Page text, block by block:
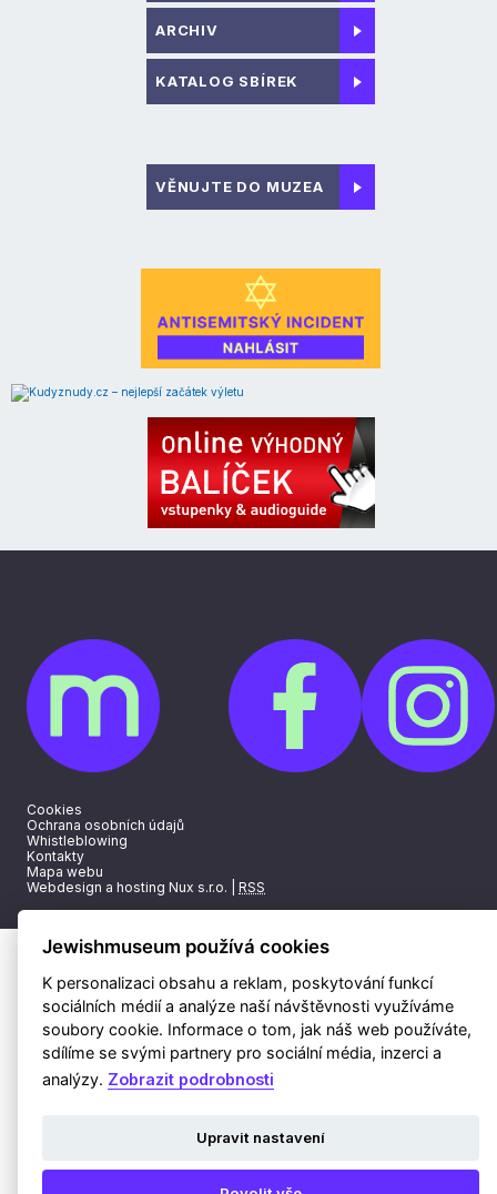
ARCHIV
KATALOG SBÍREK
VĚNUJTE DO MUZEA
Cookies
Ochrana osobních údajů
Whistleblowing
Kontakty
Mapa webu
Webdesign a hosting Nux s.r.o.
RSS
Jewishmuseum používá cookies
K personalizaci obsahu a reklam, poskytování funkcí
sociálních médií a analýze naší návštěvnosti využíváme
soubory cookie. Informace o tom, jak náš web používáte,
sdílíme se svými partnery pro sociální média, inzerci a
analýzy. Zobrazit podrobnosti
Upravit nastavení